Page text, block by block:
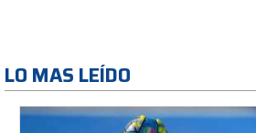
LO MAS LEÍDO